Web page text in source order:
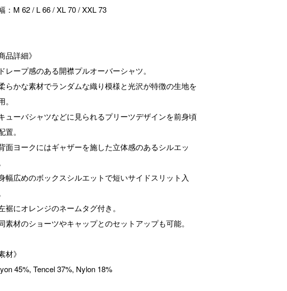
：M 62 / L 66 / XL 70 / XXL 73
品詳細》
レープ感のある開襟プルオーバーシャツ。
らかな素材でランダムな織り模様と光沢が特徴の生地を
。
ューバシャツなどに見られるプリーツデザインを前身頃
置。
面ヨークにはギャザーを施した立体感のあるシルエッ
幅広めのボックスシルエットで短いサイドスリット入
裾にオレンジのネームタグ付き。
素材のショーツやキャップとのセットアップも可能。
材》
45%, Tencel 37%, Nylon 18%